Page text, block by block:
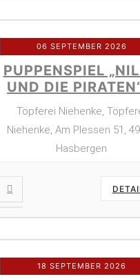
06 SEPTEMBER 2026
PUPPENSPIEL
UND DIE
Töpferei Niehenke,
Niehenke, Am Plessen 51,
Hasbergen
18 SEPTEMBER 2026